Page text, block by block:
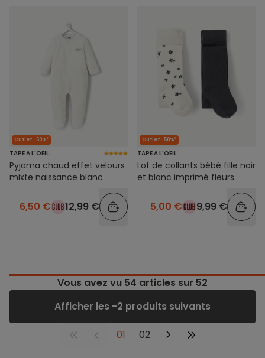
Outlet -50%*
TAPE A L'OEIL
Pyjama chaud effet velours
mixte naissance blanc
6,50 € 12,99 €
Outlet -50%*
TAPE A L'OEIL
Lot de collants bébé fille noir
et blanc imprimé fleurs
5,00 € 9,99 €
Vous avez vu 54 articles sur 52
Afficher les -2 produits suivants
01 02